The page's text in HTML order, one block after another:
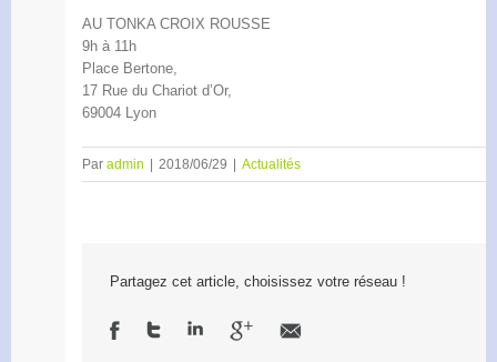
AU TONKA CROIX ROUSSE
9h à 11h
Place Bertone,
17 Rue du Chariot d’Or,
69004 Lyon
Par admin | 2018/06/29 | Actualités
Partagez cet article, choisissez votre réseau !